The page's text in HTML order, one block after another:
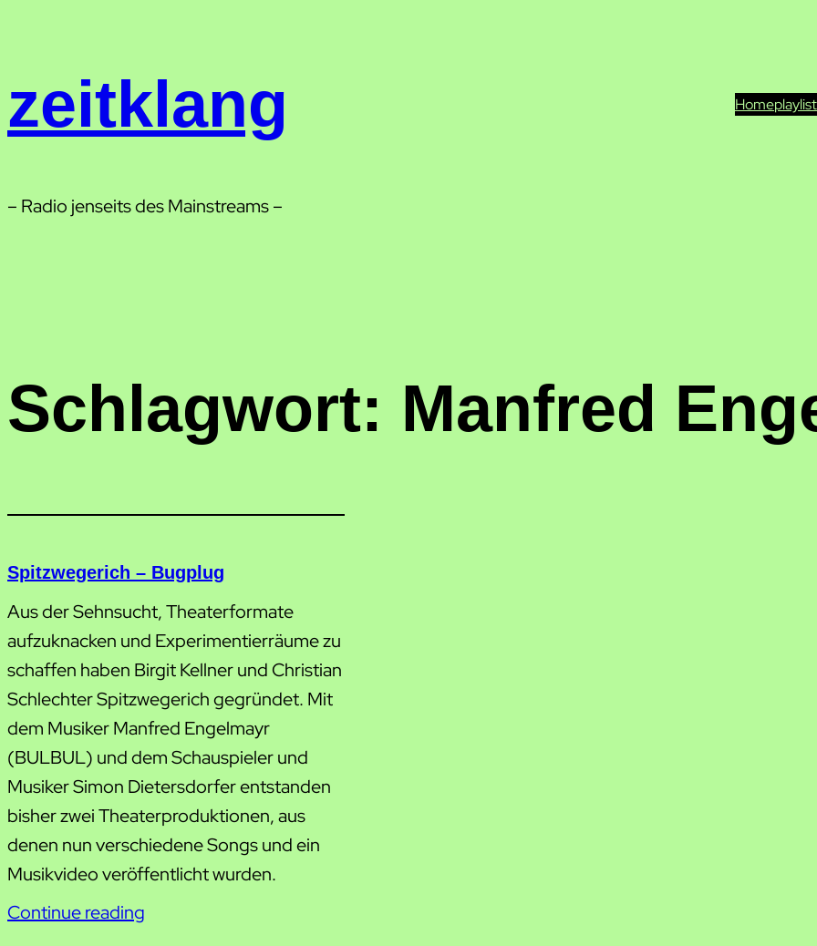
zeitklang Home
– Radio jenseits des Mainstreams –
Schlagwort: Manfred
Spitzwegerich – Bugplug
Aus der Sehnsucht, Theaterformate
aufzuknacken und Experimentierräume zu
schaffen haben Birgit Kellner und Christian
Schlechter Spitzwegerich gegründet. Mit
dem Musiker Manfred Engelmayr
(BULBUL) und dem Schauspieler und
Musiker Simon Dietersdorfer entstanden
bisher zwei Theaterproduktionen, aus
denen nun verschiedene Songs und ein
Musikvideo veröffentlicht wurden.
Continue reading